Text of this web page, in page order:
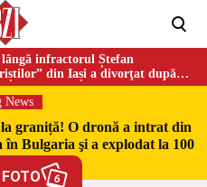
infractorul Ștefan
din Iași a divorţat după
News
graniță! O dronă a intrat din
în Bulgaria şi a explodat la 100
frontieră
6